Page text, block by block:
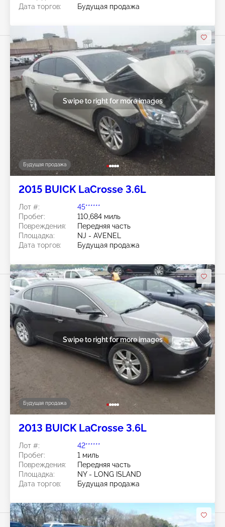
Дата торгов:
Будущая продажа
Будущая продажа
Swipe to right for more images
2015 BUICK LaCrosse 3.6L
Лот #:
45******
Пробег:
110,684 миль
Повреждения:
Передняя часть
Площадка:
NJ - AVENEL
Дата торгов:
Будущая продажа
Будущая продажа
Swipe to right for more images
2013 BUICK LaCrosse 3.6L
Лот #:
42******
Пробег:
1 миль
Повреждения:
Передняя часть
Площадка:
NY - LONG ISLAND
Дата торгов:
Будущая продажа